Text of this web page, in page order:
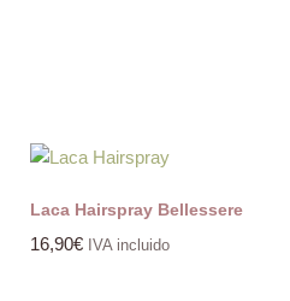
Laca Hairspray Bellessere
16,90€ IVA incluido